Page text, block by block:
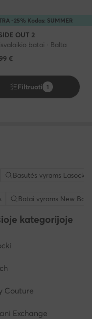
-25% Kodas: SUMMER
OUT 2
batai · Balta
€
Filtruoti 1
Basutės vyrams Lasocki
Batai vyrams New
kategorijoje
Couture
Exchange